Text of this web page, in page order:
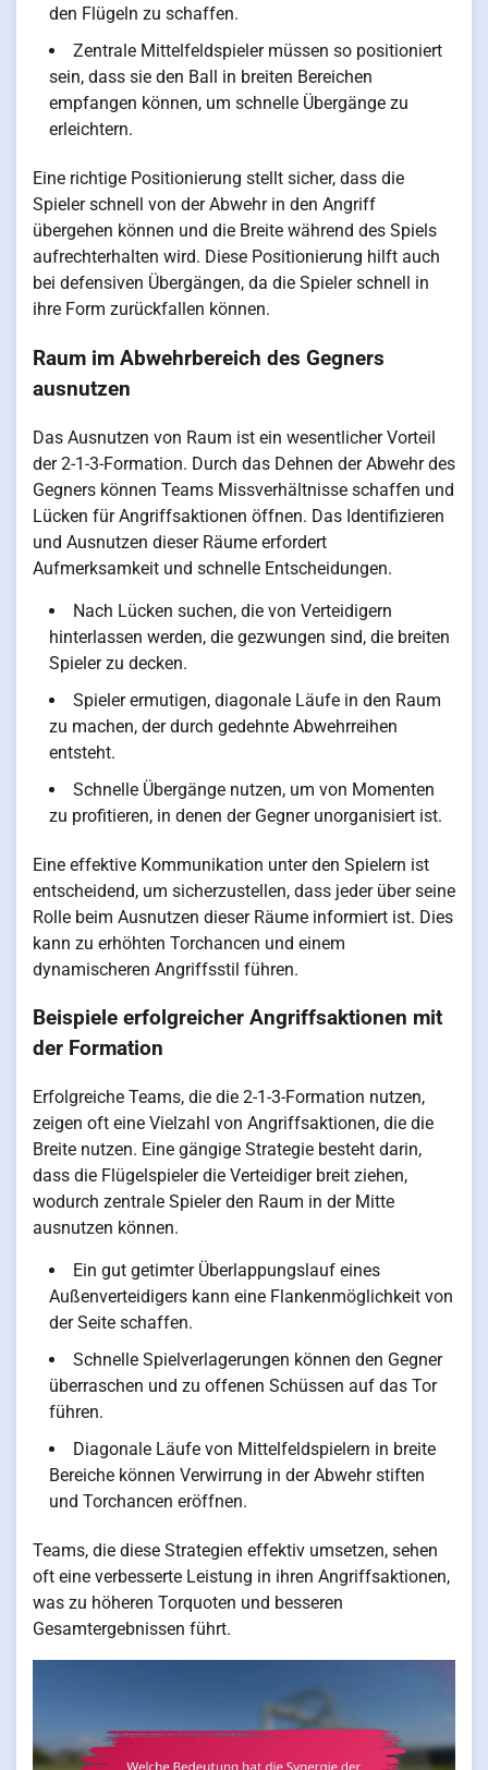
den Flügeln zu schaffen.
Zentrale Mittelfeldspieler müssen so positioniert
sein, dass sie den Ball in breiten Bereichen
empfangen können, um schnelle Übergänge zu
erleichtern.
Eine richtige Positionierung stellt sicher, dass die
Spieler schnell von der Abwehr in den Angriff
übergehen können und die Breite während des Spiels
aufrechterhalten wird. Diese Positionierung hilft auch
bei defensiven Übergängen, da die Spieler schnell in
ihre Form zurückfallen können.
Raum im Abwehrbereich des Gegners
ausnutzen
Das Ausnutzen von Raum ist ein wesentlicher Vorteil
der 2-1-3-Formation. Durch das Dehnen der Abwehr des
Gegners können Teams Missverhältnisse schaffen und
Lücken für Angriffsaktionen öffnen. Das Identifizieren
und Ausnutzen dieser Räume erfordert
Aufmerksamkeit und schnelle Entscheidungen.
Nach Lücken suchen, die von Verteidigern
hinterlassen werden, die gezwungen sind, die breiten
Spieler zu decken.
Spieler ermutigen, diagonale Läufe in den Raum
zu machen, der durch gedehnte Abwehrreihen
entsteht.
Schnelle Übergänge nutzen, um von Momenten
zu profitieren, in denen der Gegner unorganisiert ist.
Eine effektive Kommunikation unter den Spielern ist
entscheidend, um sicherzustellen, dass jeder über seine
Rolle beim Ausnutzen dieser Räume informiert ist. Dies
kann zu erhöhten Torchancen und einem
dynamischeren Angriffsstil führen.
Beispiele erfolgreicher Angriffsaktionen mit
der Formation
Erfolgreiche Teams, die die 2-1-3-Formation nutzen,
zeigen oft eine Vielzahl von Angriffsaktionen, die die
Breite nutzen. Eine gängige Strategie besteht darin,
dass die Flügelspieler die Verteidiger breit ziehen,
wodurch zentrale Spieler den Raum in der Mitte
ausnutzen können.
Ein gut getimter Überlappungslauf eines
Außenverteidigers kann eine Flankenmöglichkeit von
der Seite schaffen.
Schnelle Spielverlagerungen können den Gegner
überraschen und zu offenen Schüssen auf das Tor
führen.
Diagonale Läufe von Mittelfeldspielern in breite
Bereiche können Verwirrung in der Abwehr stiften
und Torchancen eröffnen.
Teams, die diese Strategien effektiv umsetzen, sehen
oft eine verbesserte Leistung in ihren Angriffsaktionen,
was zu höheren Torquoten und besseren
Gesamtergebnissen führt.